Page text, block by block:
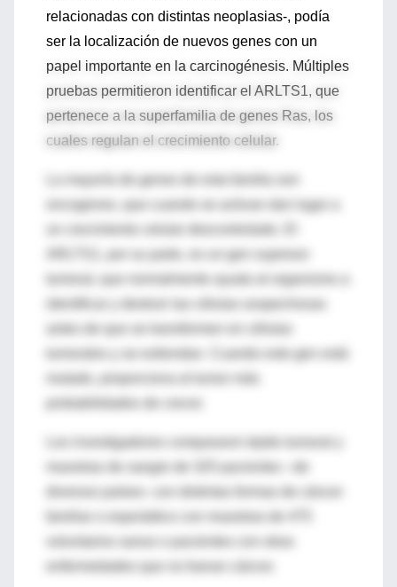
relacionadas con distintas neoplasias-, podía
ser la localización de nuevos genes con un
papel importante en la carcinogénesis. Múltiples
pruebas permitieron identificar el ARLTS1, que
pertenece a la superfamilia de genes Ras, los
cuales regulan el crecimiento celular.
La mayoría de genes de esta familia son
oncogenes, que cuando se activan dan lugar a
ARLTS1, por su parte, es un gen supresor
tumoral, que normalmente ayuda al organismo a
tumorales y se extiendan. Cuando este gen está
Los investigadores compararon tejido tumoral y
muestras de sangre de 325 pacientes –de